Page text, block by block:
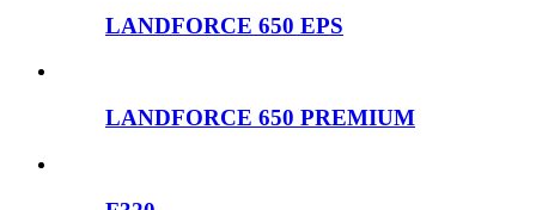
LANDFORCE 650 EPS
LANDFORCE 650 PREMIUM